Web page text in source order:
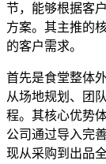
节，能够根据客
方案。其主推的
的客户需求。
首先是食堂整体
从场地规划、团
程。其核心优势
公司通过导入完
现从采购到出品